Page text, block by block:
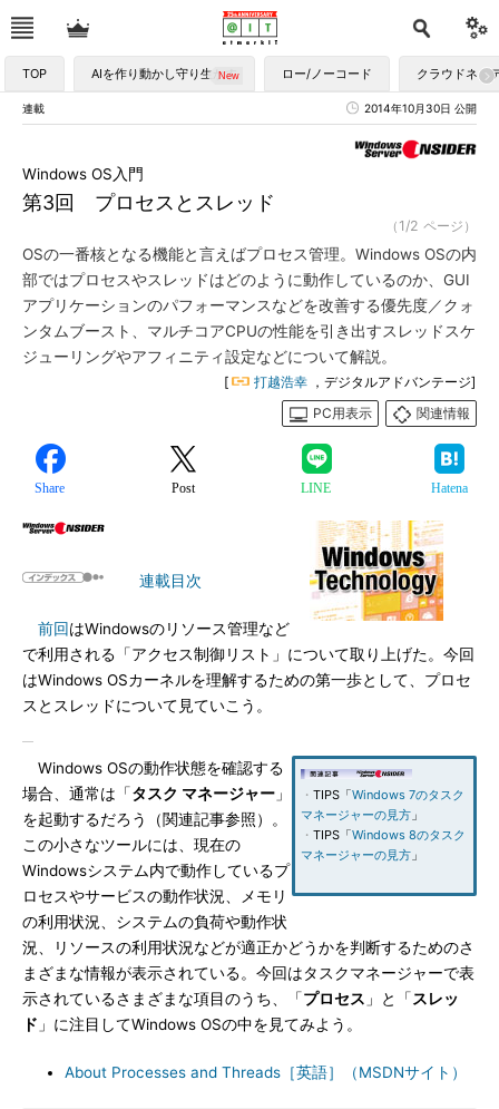
TOP AIを作り動かし守り生かす ロー/ノーコード クラウドネイ
連載 2014年10月30日 公開
第3回 プロセスとスレッド
Windows OS入門
（1/2 ページ）
OSの一番核となる機能と言えばプロセス管理。Windows OSの内
部ではプロセスやスレッドはどのように動作しているのか、GUI
アプリケーションのパフォーマンスなどを改善する優先度／クォ
ンタムブースト、マルチコアCPUの性能を引き出すスレッドスケ
ジューリングやアフィニティ設定などについて解説。
[ 打越浩幸 ，デジタルアドバンテージ]
PC用表示
関連情報
Share Post LINE Hatena
連載目次
前回はWindowsのリソース管理など
で利用される「アクセス制御リスト」について取り上げた。今回
はWindows OSカーネルを理解するための第一歩として、プロセ
スとスレッドについて見ていこう。
・ TIPS「Windows 7のタスク
マネージャーの見方 」
・ TIPS「Windows 8のタスク
マネージャーの見方 」
Windows OSの動作状態を確認する
場合、通常は「タスク マネージャー 」
を起動するだろう（関連記事参照）。
この小さなツールには、現在の
Windowsシステム内で動作しているプ
ロセスやサービスの動作状況、メモリ
の利用状況、システムの負荷や動作状
況、リソースの利用状況などが適正かどうかを判断するためのさ
まざまな情報が表示されている。今回はタスクマネージャーで表
示されているさまざまな項目のうち、「プロセス 」と「 スレッ
ド 」に注目してWindows OSの中を見てみよう。
About Processes and Threads［英語］（MSDNサイト）